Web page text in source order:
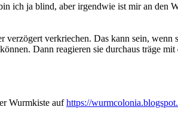
ich ja blind, aber irgendwie ist mir an
verkriechen. Das kann sein,
Dann reagieren sie durchaus träge
Wurmkiste aufhttps://